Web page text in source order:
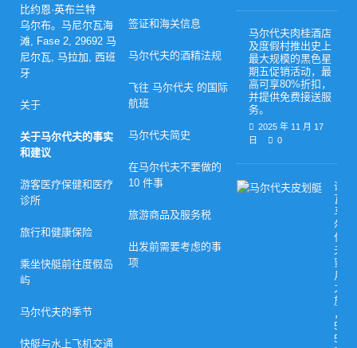
比约恩·英布兰特
乌尔布。马尼尔瓦海
滩, Fase 2, 29692 马
尼尔瓦, 马拉加, 西班
牙
关于
关于马尔代夫的事实
和建议
游客医疗保健和医疗
诊所
旅行和健康保险
乘坐快艇前往度假岛
屿
马尔代夫的季节
快艇与水上飞机交通
签证和海关信息
马尔代夫的酒精法规
飞往 马尔代夫 的国际
航班
马尔代夫简史
在马尔代夫不要做的
10 件事
旅游商品及服务税
出发前需要考虑的事
项
马尔代夫肉桂酒店
及度假村推出史上
最大规模的黑色星
期五促销活动，最
高可享80%折扣，
并提供免费接送服
务。
2025 年 11 月 17
日
0
诺
瓦
马
尔
代
夫
蜜
月
之
旅
，
5
5